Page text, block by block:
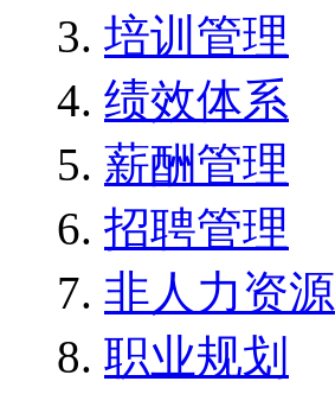
培训管理
绩效体系
薪酬管理
招聘管理
非人力资源
职业规划